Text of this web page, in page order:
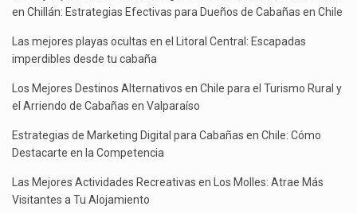
en Chillán: Estrategias Efectivas para Dueños de Cabañas en Chile
Las mejores playas ocultas en el Litoral Central: Escapadas
imperdibles desde tu cabaña
Los Mejores Destinos Alternativos en Chile para el Turismo Rural y
el Arriendo de Cabañas en Valparaíso
Estrategias de Marketing Digital para Cabañas en Chile: Cómo
Destacarte en la Competencia
Las Mejores Actividades Recreativas en Los Molles: Atrae Más
Visitantes a Tu Alojamiento